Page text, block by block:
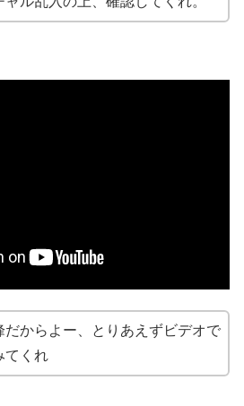
だからよー、とりあえずビデオで
てくれ